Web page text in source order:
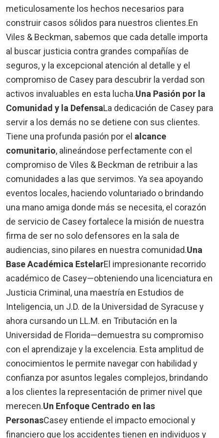
meticulosamente los hechos necesarios para
construir casos sólidos para nuestros clientes.En
Viles & Beckman, sabemos que cada detalle importa
al buscar justicia contra grandes compañías de
seguros, y la excepcional atención al detalle y el
compromiso de Casey para descubrir la verdad son
activos invaluables en esta lucha.Una Pasión por la
Comunidad y la DefensaLa dedicación de Casey para
servir a los demás no se detiene con sus clientes.
Tiene una profunda pasión por el alcance
comunitario, alineándose perfectamente con el
compromiso de Viles & Beckman de retribuir a las
comunidades a las que servimos. Ya sea apoyando
eventos locales, haciendo voluntariado o brindando
una mano amiga donde más se necesita, el corazón
de servicio de Casey fortalece la misión de nuestra
firma de ser no solo defensores en la sala de
audiencias, sino pilares en nuestra comunidad.Una
Base Académica EstelarEl impresionante recorrido
académico de Casey—obteniendo una licenciatura en
Justicia Criminal, una maestría en Estudios de
Inteligencia, un J.D. de la Universidad de Syracuse y
ahora cursando un LL.M. en Tributación en la
Universidad de Florida—demuestra su compromiso
con el aprendizaje y la excelencia. Esta amplitud de
conocimientos le permite navegar con habilidad y
confianza por asuntos legales complejos, brindando
a los clientes la representación de primer nivel que
merecen.Un Enfoque Centrado en las
PersonasCasey entiende el impacto emocional y
financiero que los accidentes tienen en individuos y